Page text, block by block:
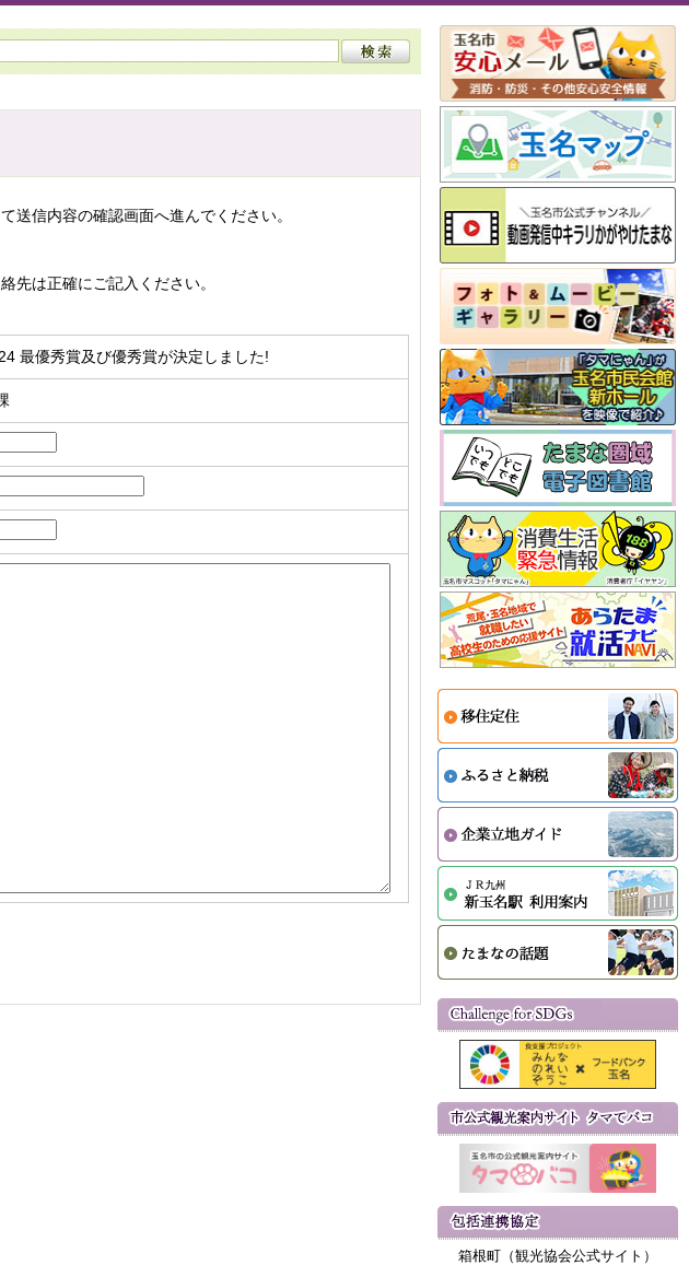
送信内容の確認画面へ進んでください。
先は正確にご記入ください。
最優秀賞及び優秀賞が決定しました!
箱根町（観光協会公式サイト）